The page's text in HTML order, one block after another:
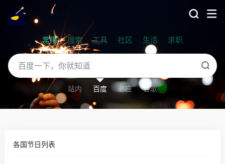
常用 搜索 工具 社区 生活 求职
站内 百度 必应 谷歌
各国节日列表